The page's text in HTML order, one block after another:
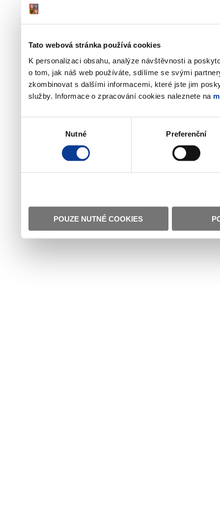
Tato webová stránka používá cookies
K personalizaci obsahu, analýze návštěvnosti a
o tom, jak náš web používáte, sdílíme se svými
zkombinovat s dalšími informacemi, které jste jim
služby. Informace o zpracování cookies naleznete na
Nutné Preferenční
POUZE NUTNÉ COOKIES